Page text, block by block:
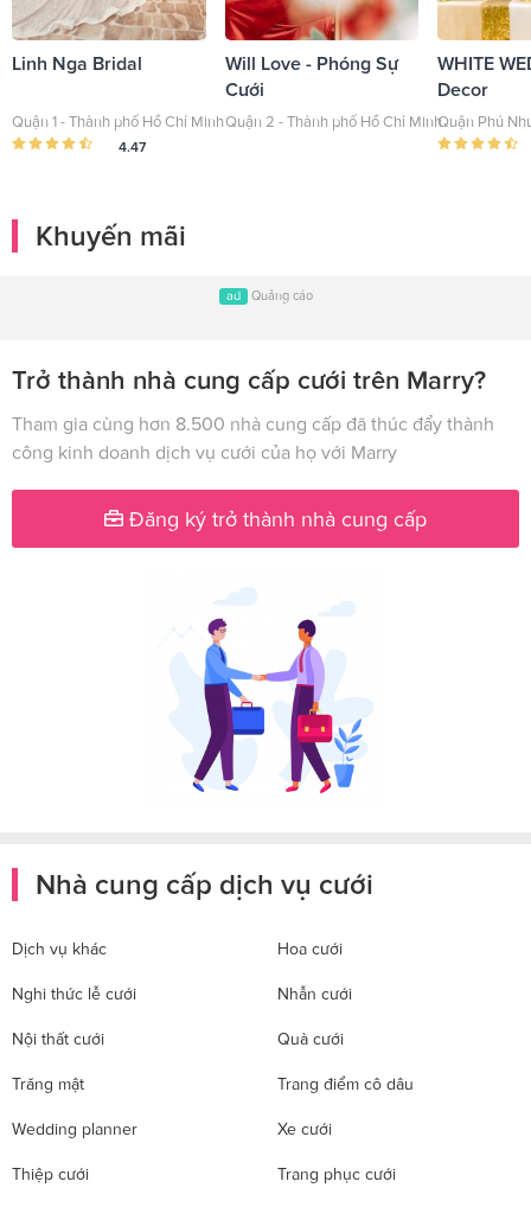
Linh Nga Bridal
Quận 1 - Thành phố Hồ Chí Minh
4.47
Will Love - Phóng Sự
Cưới
Quận 2 - Thành phố Hồ Chí Minh
WHITE
Decor
Quận Phú
Khuyến mãi
ad Quảng cáo
Trở thành nhà cung cấp cưới trên Marry?
Tham gia cùng hơn 8.500 nhà cung cấp đã thúc đẩy thành
công kinh doanh dịch vụ cưới của họ với Marry
Đăng ký trở thành nhà cung cấp
Nhà cung cấp dịch vụ cưới
Dịch vụ khác Hoa cưới
Nghi thức lễ cưới Nhẫn cưới
Nội thất cưới Quà cưới
Trăng mật Trang điểm cô dâu
Wedding planner Xe cưới
Thiệp cưới Trang phục cưới